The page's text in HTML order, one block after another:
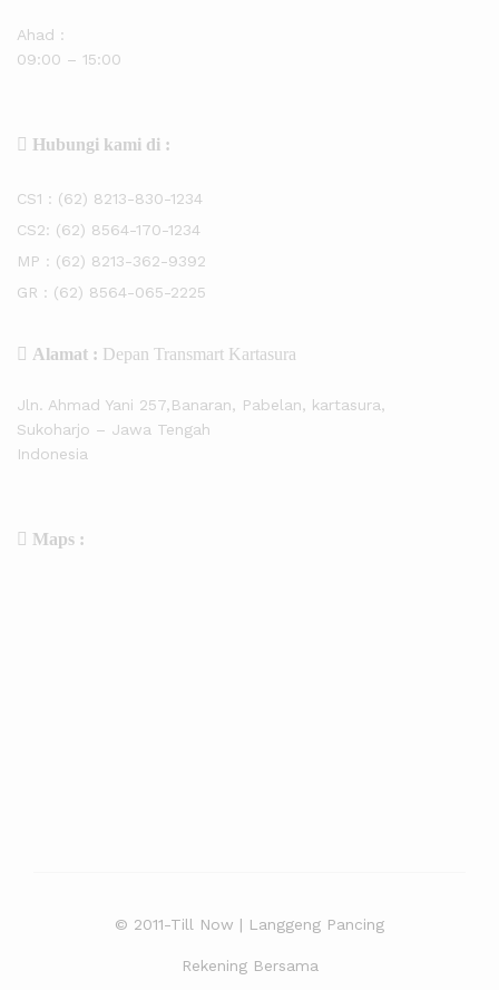
Ahad :
09:00 – 15:00
Hubungi kami di :
CS1 : (62) 8213-830-1234
CS2: (62) 8564-170-1234
MP : (62) 8213-362-9392
GR : (62) 8564-065-2225
Alamat : Depan Transmart Kartasura
Jln. Ahmad Yani 257,Banaran, Pabelan, kartasura,
Sukoharjo – Jawa Tengah
Indonesia
Maps :
© 2011-Till Now | Langgeng Pancing
Rekening Bersama